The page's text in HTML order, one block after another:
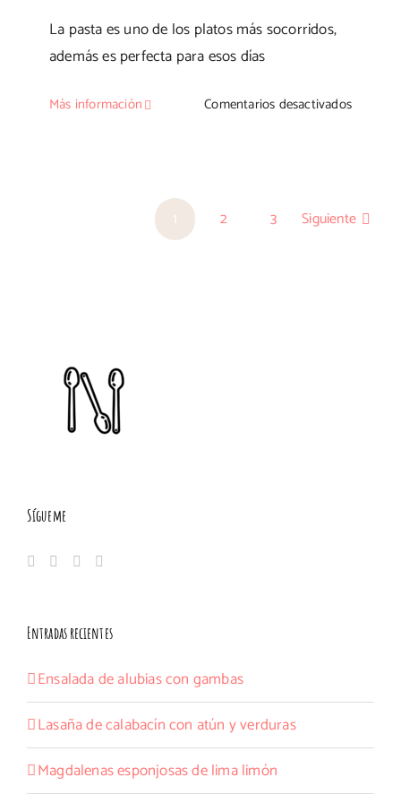
La pasta es uno de los platos más socorridos,
además es perfecta para esos días
Más información Comentarios desactivadosen
tomates
1 2 3 Siguiente
Sígueme
Entradas recientes
Ensalada de alubias con gambas
Lasaña de calabacín con atún y verduras
Magdalenas esponjosas de lima limón